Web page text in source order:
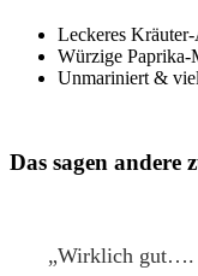
Leckeres
Würzige Paprika-
Unmariniert &
Das sagen andere
„Wirklich gut….